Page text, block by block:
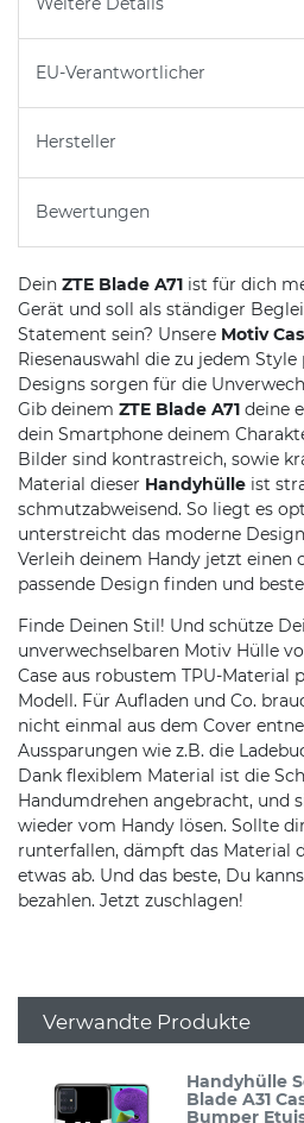
EU-Verantwortlicher
Hersteller
Bewertungen
Dein ZTE Blade A71 ist für dich
Gerät und soll als ständiger
Statement sein? Unsere Motiv
Riesenauswahl die zu jedem
Designs sorgen für die
Gib deinem ZTE Blade A71 deine
dein Smartphone deinem
Bilder sind kontrastreich, sowie
Material dieser Handyhülle ist
schmutzabweisend. So liegt es
unterstreicht das moderne
Verleih deinem Handy jetzt einen
passende Design finden und
Finde Deinen Stil! Und schütze
unverwechselbaren Motiv Hülle
Case aus robustem TPU-Material
Modell. Für Aufladen und Co.
nicht einmal aus dem Cover
Aussparungen wie z.B. die
Dank flexiblem Material ist die
Handumdrehen angebracht, und
wieder vom Handy lösen. Sollte
runterfallen, dämpft das Material
etwas ab. Und das beste, Du
bezahlen. Jetzt zuschlagen!
Verwandte Produkte
Handyhülle
Blade A31
Bumper